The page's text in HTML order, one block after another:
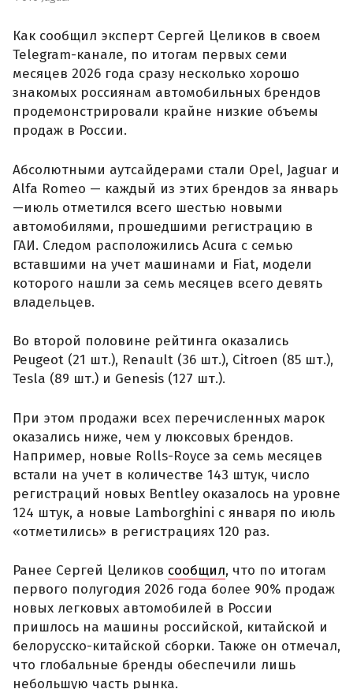
Как сообщил эксперт Сергей Целиков в своем
Telegram-канале, по итогам первых семи
месяцев 2026 года сразу несколько хорошо
знакомых россиянам автомобильных брендов
продемонстрировали крайне низкие объемы
продаж в России.
Абсолютными аутсайдерами стали Opel, Jaguar и
Alfa Romeo — каждый из этих брендов за январь
—июль отметился всего шестью новыми
автомобилями, прошедшими регистрацию в
ГАИ. Следом расположились Acura с семью
вставшими на учет машинами и Fiat, модели
которого нашли за семь месяцев всего девять
владельцев.
Во второй половине рейтинга оказались
Peugeot (21 шт.), Renault (36 шт.), Citroen (85 шт.),
Tesla (89 шт.) и Genesis (127 шт.).
При этом продажи всех перечисленных марок
оказались ниже, чем у люксовых брендов.
Например, новые Rolls-Royce за семь месяцев
встали на учет в количестве 143 штук, число
регистраций новых Bentley оказалось на уровне
124 штук, а новые Lamborghini с января по июль
«отметились» в регистрациях 120 раз.
Ранее Сергей Целиков сообщил, что по итогам
первого полугодия 2026 года более 90% продаж
новых легковых автомобилей в России
пришлось на машины российской, китайской и
белорусско-китайской сборки. Также он отмечал,
что глобальные бренды обеспечили лишь
небольшую часть рынка.